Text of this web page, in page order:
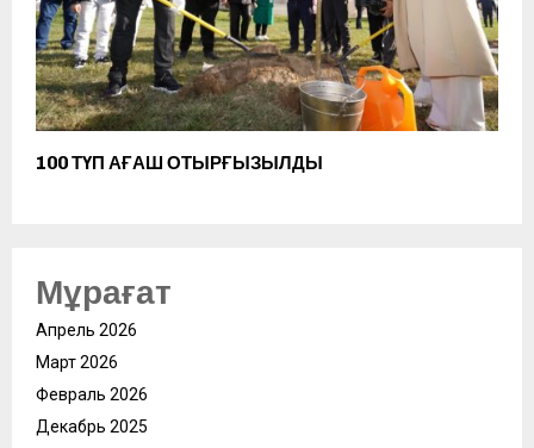
100 ТҮП АҒАШ ОТЫРҒЫЗЫЛДЫ
Мұрағат
Апрель 2026
Март 2026
Февраль 2026
Декабрь 2025